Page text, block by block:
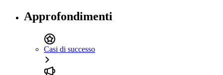
Approfondimenti
Casi di successo